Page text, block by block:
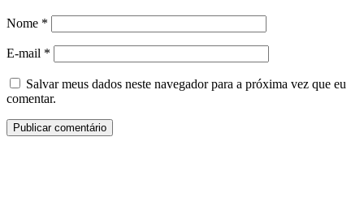
Nome *
E-mail *
Salvar meus dados neste navegador para a próxima vez que eu
comentar.